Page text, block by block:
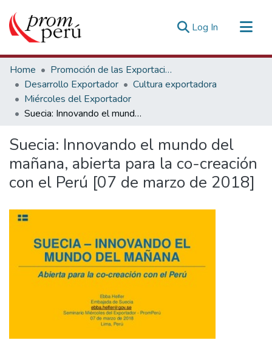
Log In (current)
Communities & Collections
All of DSpace
Statistics
Estadísticas Externas
Home
Promoción de las Exportaciones
Desarrollo Exportador
Cultura exportadora
Miércoles del Exportador
Suecia: Innovando el mundo del mañana, abierta para la co-creación con el Perú [07 de marzo de 2018]
Suecia: Innovando el mundo del
mañana, abierta para la co-creación
con el Perú [07 de marzo de 2018]